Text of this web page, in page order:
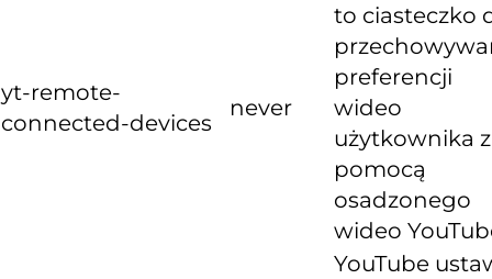
yt-remote-
connected-devices
never
to ciasteczko
preferencji
wideo
użytkownika
pomocą
osadzonego
wideo
YouTube